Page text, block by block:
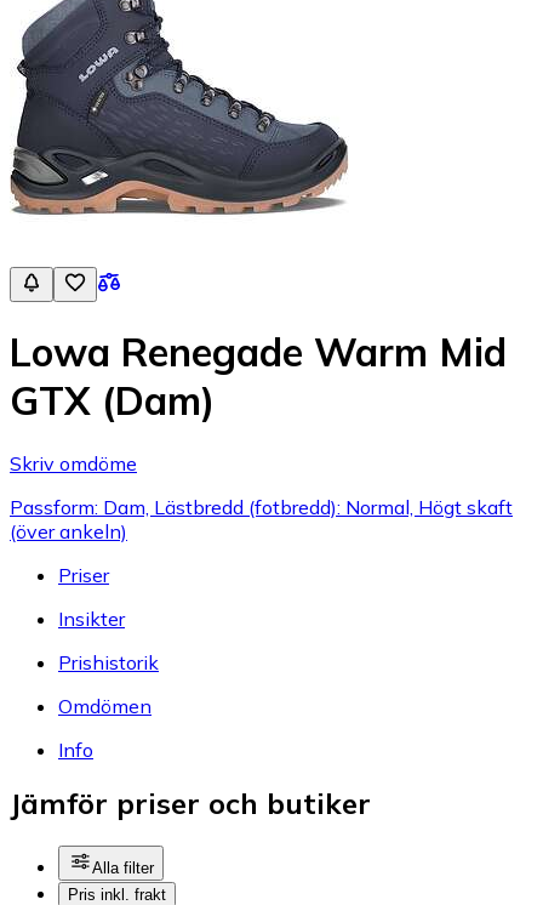
Lowa Renegade Warm Mid
GTX (Dam)
Skriv omdöme
Passform: Dam, Lästbredd (fotbredd): Normal, Högt skaft
(över ankeln)
Priser
Insikter
Prishistorik
Omdömen
Info
Jämför priser och butiker
Alla filter
Pris inkl. frakt